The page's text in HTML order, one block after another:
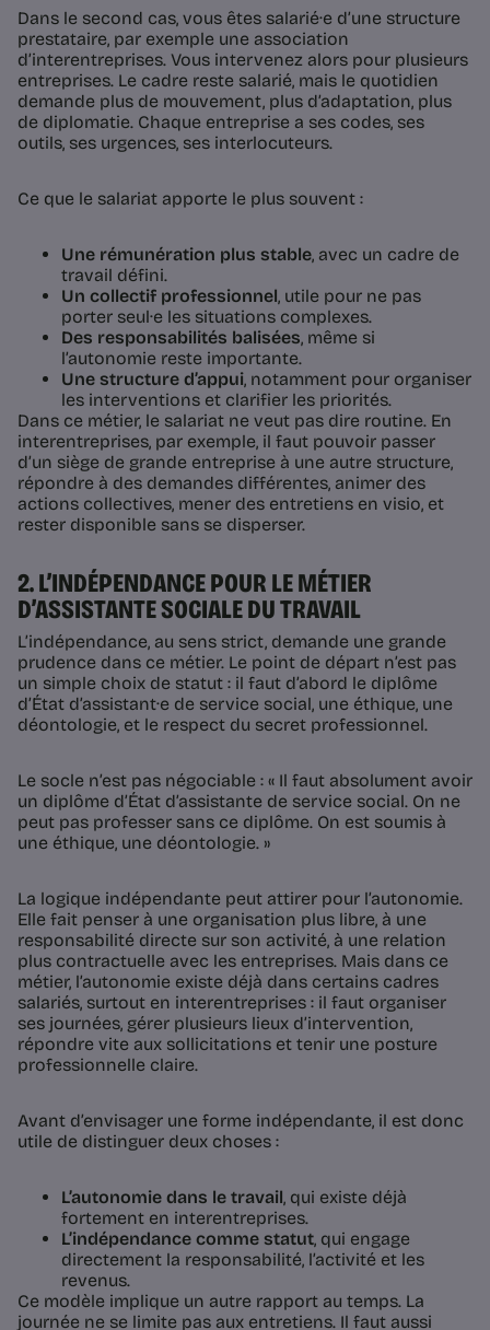
Dans le second cas, vous êtes salarié·e d’une structure
prestataire, par exemple une association
d’interentreprises. Vous intervenez alors pour plusieurs
entreprises. Le cadre reste salarié, mais le quotidien
demande plus de mouvement, plus d’adaptation, plus
de diplomatie. Chaque entreprise a ses codes, ses
outils, ses urgences, ses interlocuteurs.
Ce que le salariat apporte le plus souvent :
Une rémunération plus stable, avec un cadre de
travail défini.
Un collectif professionnel, utile pour ne pas
porter seul·e les situations complexes.
Des responsabilités balisées, même si
l’autonomie reste importante.
Une structure d’appui, notamment pour organiser
les interventions et clarifier les priorités.
Dans ce métier, le salariat ne veut pas dire routine. En
interentreprises, par exemple, il faut pouvoir passer
d’un siège de grande entreprise à une autre structure,
répondre à des demandes différentes, animer des
actions collectives, mener des entretiens en visio, et
rester disponible sans se disperser.
2. L’INDÉPENDANCE POUR LE MÉTIER
D’ASSISTANTE SOCIALE DU TRAVAIL
L’indépendance, au sens strict, demande une grande
prudence dans ce métier. Le point de départ n’est pas
un simple choix de statut : il faut d’abord le diplôme
d’État d’assistant·e de service social, une éthique, une
déontologie, et le respect du secret professionnel.
Le socle n’est pas négociable : « Il faut absolument avoir
un diplôme d’État d’assistante de service social. On ne
peut pas professer sans ce diplôme. On est soumis à
une éthique, une déontologie. »
La logique indépendante peut attirer pour l’autonomie.
Elle fait penser à une organisation plus libre, à une
responsabilité directe sur son activité, à une relation
plus contractuelle avec les entreprises. Mais dans ce
métier, l’autonomie existe déjà dans certains cadres
salariés, surtout en interentreprises : il faut organiser
ses journées, gérer plusieurs lieux d’intervention,
répondre vite aux sollicitations et tenir une posture
professionnelle claire.
Avant d’envisager une forme indépendante, il est donc
utile de distinguer deux choses :
L’autonomie dans le travail, qui existe déjà
fortement en interentreprises.
L’indépendance comme statut, qui engage
directement la responsabilité, l’activité et les
revenus.
Ce modèle implique un autre rapport au temps. La
journée ne se limite pas aux entretiens. Il faut aussi